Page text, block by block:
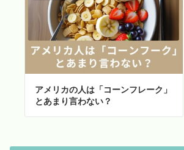
アメリカの人は「コーンフレーク」
とあまり言わない？